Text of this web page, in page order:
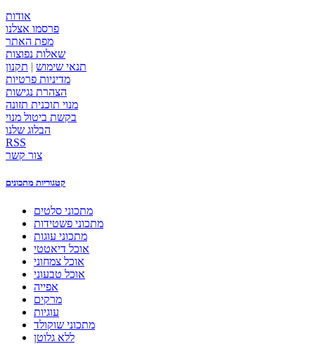
אודות
פרסמו אצלנו
מפת האתר
שאלות נפוצות
תנאי שימוש | תקנון
מדיניות פרטיות
הצהרת נגישות
מנוי תוכנית תזונה
בקשת ביטול מנוי
הבלוג שלנו
RSS
צור קשר
קטגוריות מתכונים
מתכוני סלטים
מתכוני פשטידות
מתכוני עוגות
אוכל דיאטטי
אוכל צמחוני
אוכל טבעוני
אפייה
מרקים
עוגיות
מתכוני שוקולד
ללא גלוטן